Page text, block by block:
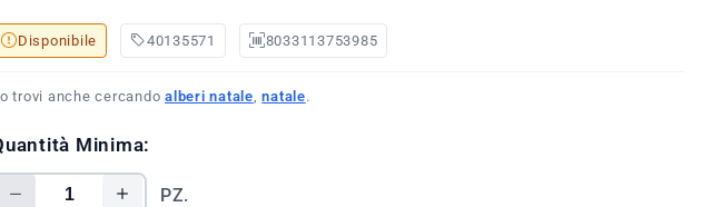
Disponibile 40135571 8033113753985
trovi anche cercando alberi natale ,natale.
Minima:
PZ.